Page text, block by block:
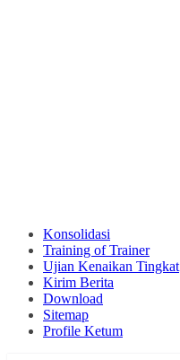
Konsolidasi
Training of Trainer
Ujian Kenaikan Tingkat
Kirim Berita
Download
Sitemap
Profile Ketum